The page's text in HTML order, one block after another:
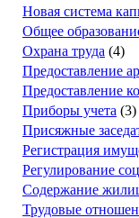
Новая система
Общее
Охрана труда (4)
Предоставление
Предоставление
Приборы учета (3)
Присяжные
Регистрация
Регулирование
Содержание
Трудовые